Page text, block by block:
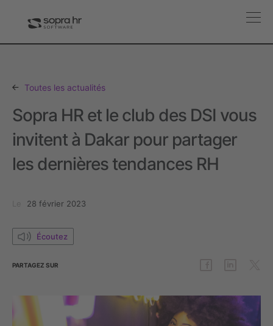
Toutes les actualités
Sopra HR et le club des DSI vous
invitent à Dakar pour partager
les dernières tendances RH
28 février 2023
Écoutez
PARTAGEZ SUR